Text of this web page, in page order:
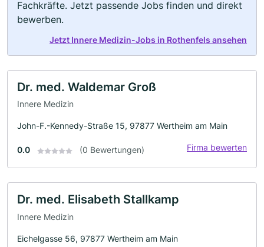
Fachkräfte. Jetzt passende Jobs finden und direkt
bewerben.
Jetzt Innere Medizin-Jobs in Rothenfels ansehen
Dr. med. Waldemar Groß
Innere Medizin
John-F.-Kennedy-Straße 15, 97877 Wertheim am Main
0.0 (0 Bewertungen) Firma bewerten
Dr. med. Elisabeth Stallkamp
Innere Medizin
Eichelgasse 56, 97877 Wertheim am Main